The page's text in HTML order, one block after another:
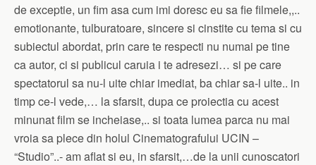
de exceptie, un fim asa cum imi doresc eu sa fie filmele,,..
emotionante, tulburatoare, sincere si cinstite cu tema si cu
subiectul abordat, prin care te respecti nu numai pe tine
ca autor, ci si publicul caruia i te adresezi… si pe care
spectatorul sa nu-l uite chiar imediat, ba chiar sa-l uite.. in
timp ce-l vede,… la sfarsit, dupa ce proiectia cu acest
minunat film se incheiase,.. si toata lumea parca nu mai
vroia sa plece din holul Cinematografului UCIN –
“Studio”..- am aflat si eu, in sfarsit,…de la unii cunoscatori